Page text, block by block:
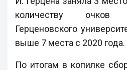
количеству
Герценовского
выше 7 места с 2020 года.
По итогам в копилке